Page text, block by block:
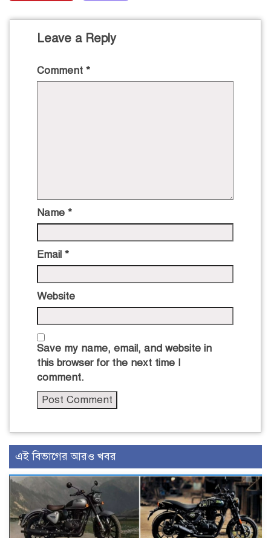
Leave a Reply
Comment *
Name *
Email *
Website
Save my name, email, and website in
this browser for the next time I
comment.
এই বিভাগের আরও খবর